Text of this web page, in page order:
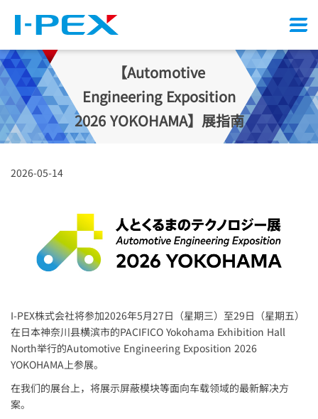
【Automotive
Engineering Exposition
2026 YOKOHAMA】展指南
2026-05-14
I-PEX株式会社将参加2026年5月27日（星期三）至29日（星期五）
在日本神奈川县横滨市的PACIFICO Yokohama Exhibition Hall
North举行的Automotive Engineering Exposition 2026
YOKOHAMA上参展。
在我们的展台上，将展示屏蔽模块等面向车载领域的最新解决方
案。